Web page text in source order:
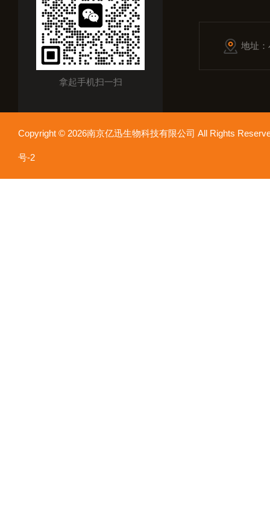
拿起手机扫一扫
地址
Copyright © 2026南京亿迅生物科技有限公司 All Rights
号-2